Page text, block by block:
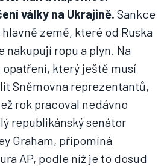
války na Ukrajině. Sankce
země, které od Ruska
nakupují ropu a plyn. Na
opatření, který ještě musí
Sněmovna reprezentantů,
rok pracoval nedávno
republikánský senátor
Graham, připomíná
AP, podle níž je to dosud